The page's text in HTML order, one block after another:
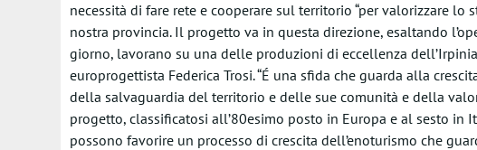
necessità di fare rete e cooperare sul territorio “per valorizzare
nostra provincia. Il progetto va in questa direzione, esaltando
giorno, lavorano su una delle produzioni di eccellenza
europrogettista Federica Trosi. “É una sfida che guarda alla
della salvaguardia del territorio e delle sue comunità e della
progetto, classificatosi all’80esimo posto in Europa e al sesto in
possono favorire un processo di crescita dell’enoturismo che